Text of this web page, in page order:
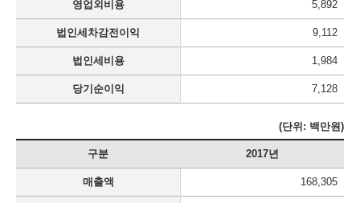
영업외비용 5,892
법인세차감전이익 9,112
법인세비용 1,984
당기순이익 7,128
(단위: 백만원)
구분 2017년
매출액 168,305